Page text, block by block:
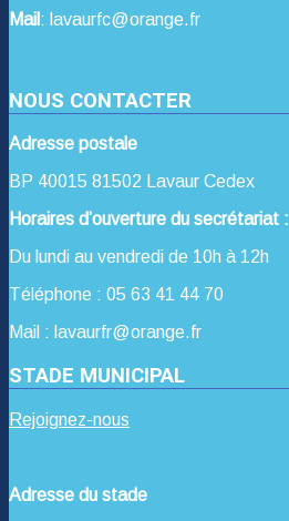
Mail : lavaurfc@orange.fr
NOUS CONTACTER
Adresse postale
BP 40015 81502 Lavaur Cedex
Horaires d’ouverture du secrétariat :
Du lundi au vendredi de 10h à 12h
Téléphone : 05 63 41 44 70
Mail : lavaurfr@orange.fr
STADE MUNICIPAL
Rejoignez-nous
Adresse du stade